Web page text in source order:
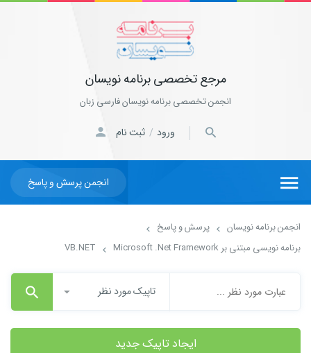
مرجع تخصصی برنامه نویسان
انجمن تخصصی برنامه نویسان فارسی زبان
ورود / ثبت نام
انجمن پرسش و پاسخ
انجمن برنامه نویسان
پرسش و پاسخ
برنامه نویسی مبتنی بر Microsoft .Net Framework
VB.NET
تاپیک مورد نظر
ایجاد تاپیک جدید